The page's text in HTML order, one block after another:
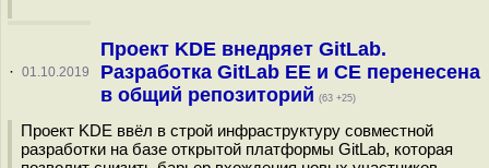
· 01.10.2019
Проект KDE внедряет GitLab.
Разработка GitLab EE и CE перенесена
в общий репозиторий (63 +25)
Проект KDE ввёл в строй инфраструктуру совместной
разработки на базе открытой платформы GitLab, которая